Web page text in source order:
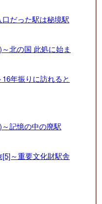
だった駅は秘境駅
北の国 此処に始ま
年振りに訪れると
記憶の中の廃駅
～重要文化財駅舎